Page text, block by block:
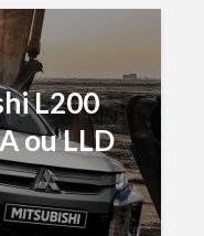
L200
ou LLD